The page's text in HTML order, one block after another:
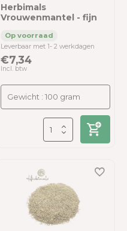
Herbimals
Vrouwenmantel - fijn
Leverbaar met 1- 2 werkdagen
€7,34
Incl. btw